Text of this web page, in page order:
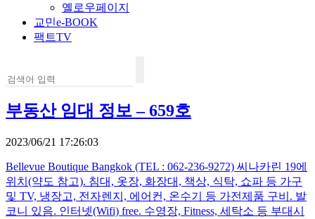
옐로우페이지
교민e-BOOK
팩트TV
부동산 임대 정보 – 659호
2023/06/21 17:26:03
Bellevue Boutique Bangkok (TEL : 062-236-9272) 씨나카린 19에
위치(약도 참고). 침대, 옷장, 화장대, 책상, 식탁, 쇼파 등 가구
및 TV, 냉장고, 전자렌지, 에어컨, 온수기 등 가전제품 구비. 발
코니 있음. 인터넷(Wifi) free. 수영장, Fitness, 세탁소 등 부대시